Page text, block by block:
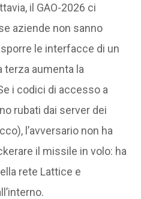
il GAO-2026 ci
aziende non sanno
le interfacce di un
terza aumenta la
i codici di accesso a
rubati dai server dei
l’avversario non ha
il missile in volo: ha
rete Lattice e